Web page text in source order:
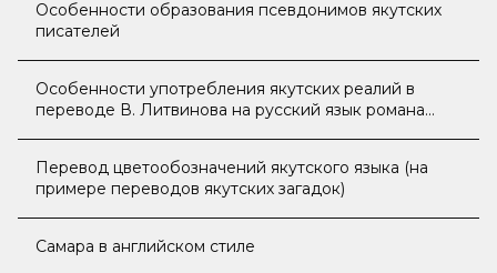
Особенности образования псевдонимов якутских
писателей
Особенности употребления якутских реалий в
переводе В. Литвинова на русский язык романа
Перевод цветообозначений якутского языка (на
примере переводов якутских загадок)
Самара в английском стиле